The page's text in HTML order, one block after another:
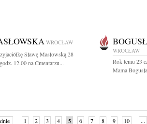
WROCŁAW
Sławę Masłowską 28
12.00 na Cmentarzu...
WROCŁAW
Rok temu 23
Mama
1 2 3 4 5 6 7 8 9 10 ...